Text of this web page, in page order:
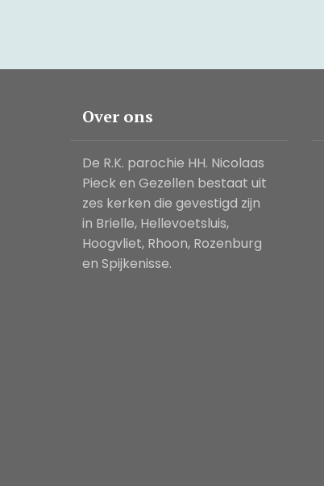
Over ons
De R.K. parochie HH. Nicolaas
Pieck en Gezellen bestaat uit
zes kerken die gevestigd zijn
in Brielle, Hellevoetsluis,
Hoogvliet, Rhoon, Rozenburg
en Spijkenisse.